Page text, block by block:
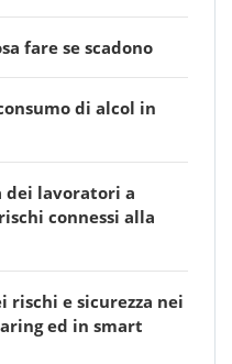
fare se scadono
di alcol in
dei lavoratori a
connessi alla
rischi e sicurezza nei
ed in smart